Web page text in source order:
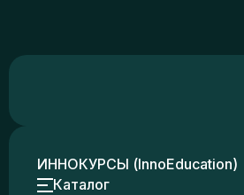
ИННОКУРСЫ (InnoEducation)
Каталог